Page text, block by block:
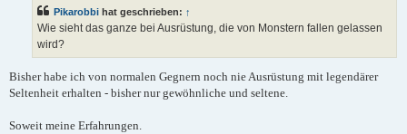
Pikarobbi hat geschrieben: ↑
Wie sieht das ganze bei Ausrüstung, die von Monstern fallen gelassen
wird?
Bisher habe ich von normalen Gegnern noch nie Ausrüstung mit legendärer
Seltenheit erhalten - bisher nur gewöhnliche und seltene.
Soweit meine Erfahrungen.